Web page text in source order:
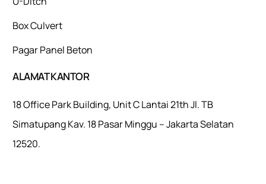
Box Culvert
Pagar Panel Beton
ALAMAT KANTOR
18 Office Park Building, Unit C Lantai 21th Jl. TB
Simatupang Kav. 18 Pasar Minggu – Jakarta Selatan
12520.